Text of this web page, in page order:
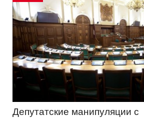
Депутатские манипуляции с